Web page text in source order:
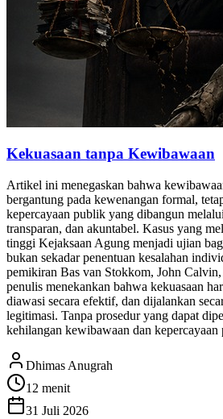
Kekuasaan tanpa Kewibawaan
Artikel ini menegaskan bahwa
bergantung pada kewenangan formal,
kepercayaan publik yang dibangun
transparan, dan akuntabel. Kasus yang
tinggi Kejaksaan Agung menjadi ujian
bukan sekadar penentuan kesalahan
pemikiran Bas van Stokkom, John
penulis menekankan bahwa kekuasaan
diawasi secara efektif, dan dijalankan
legitimasi. Tanpa prosedur yang dapat
kehilangan kewibawaan dan
Dhimas Anugrah
12 menit
31 Juli 2026